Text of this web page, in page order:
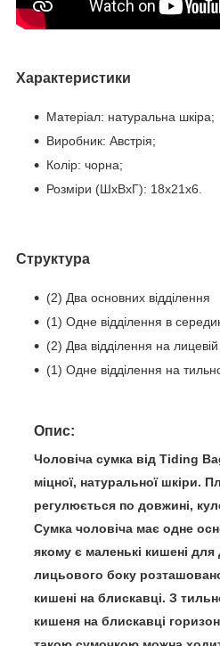
Характеристики
Матеріал: натуральна шкіра;
Виробник: Австрія;
Колір: чорна;
Розміри (ШхВхГ): 18х21х6.
Структура
(2) Два основних відділення
(1) Одне відділення в
(2) Два відділення на лицевій
(1) Одне відділення на
Опис:
Чоловіча сумка від Tiding
міцної, натуральної шкіри.
регулюється по довжині,
Сумка чоловіча має одне
якому є маленькі кишені
лицьового боку
кишені на блискавці. З
кишеня на блискавці